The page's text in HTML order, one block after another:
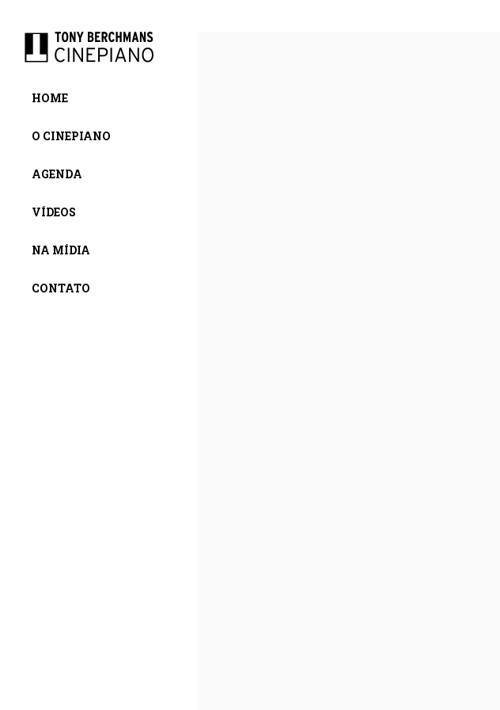
Skip
content
HOME
O CINEPIANO
AGENDA
VÍDEOS
NA MÍDIA
CONTATO